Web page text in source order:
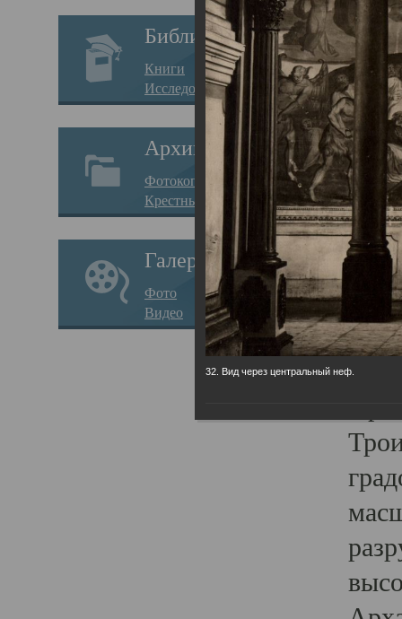
Библиотека
Книги
Исследования
Архив
Фотокопии дел
Крестные ходы
Галерея
Фото
Видео
32. Вид через центральный неф.